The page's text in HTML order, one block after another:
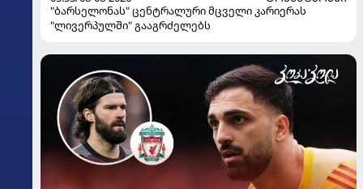
"ბარსელონას" ცენტრალური მცველი კარიერას
"ლივერპულში" გააგრძელებს